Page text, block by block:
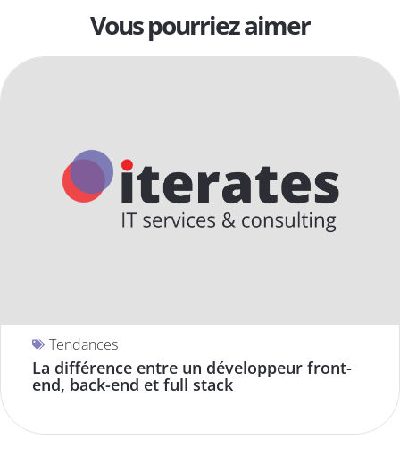
Vous pourriez aimer
Tendances
La différence entre un développeur front-
end, back-end et full stack